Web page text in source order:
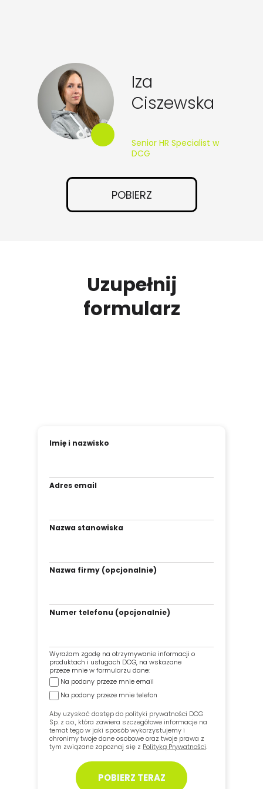
Iza
Ciszewska
Senior HR Specialist w
DCG
POBIERZ
Uzupełnij
formularz
Imię i nazwisko
Adres email
Nazwa stanowiska
Nazwa firmy (opcjonalnie)
Numer telefonu (opcjonalnie)
Wyrażam zgodę na otrzymywanie informacji o
produktach i usługach DCG, na wskazane
przeze mnie w formularzu dane:
Na podany przeze mnie email
Na podany przeze mnie telefon
Aby uzyskać dostęp do polityki prywatności DCG
Sp. z o.o., która zawiera szczegółowe informacje na
temat tego w jaki sposób wykorzystujemy i
chronimy twoje dane osobowe oraz twoje prawa z
tym związane zapoznaj się z Polityką Prywatności.
POBIERZ TERAZ